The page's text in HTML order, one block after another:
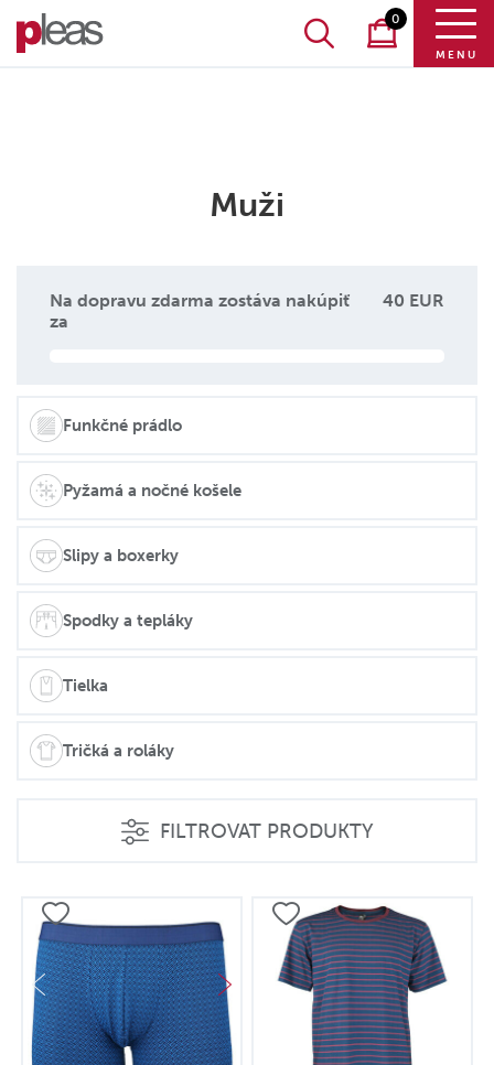
0
MENU
Muži
Na dopravu zdarma zostáva nakúpiť
za
40 EUR
Funkčné prádlo
Pyžamá a nočné košele
Slipy a boxerky
Spodky a tepláky
Tielka
Tričká a roláky
FILTROVAT PRODUKTY